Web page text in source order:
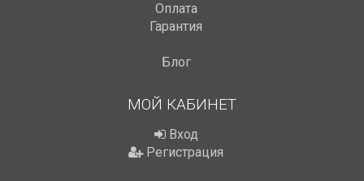
Оплата
Гарантия
Блог
МОЙ КАБИНЕТ
Вход
Регистрация